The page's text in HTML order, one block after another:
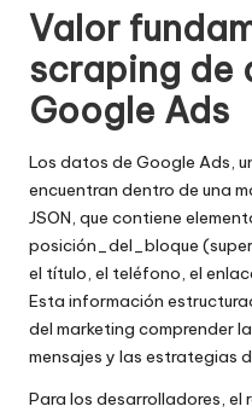
O
k
e
y
P
r
o
x
y
Valor
scraping de
Google Ads
Los datos de Google Ads,
encuentran dentro de una
JSON, que contiene
posición_del_bloque
el título, el teléfono, el
Esta información
del marketing comprender
mensajes y las estrategias
Para los desarrolladores, el